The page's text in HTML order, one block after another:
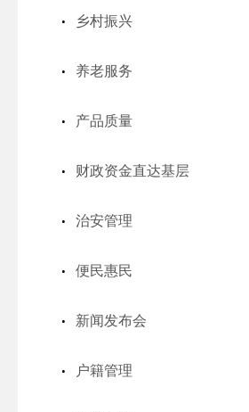
乡村振兴
养老服务
产品质量
财政资金直达基层
治安管理
便民惠民
新闻发布会
户籍管理